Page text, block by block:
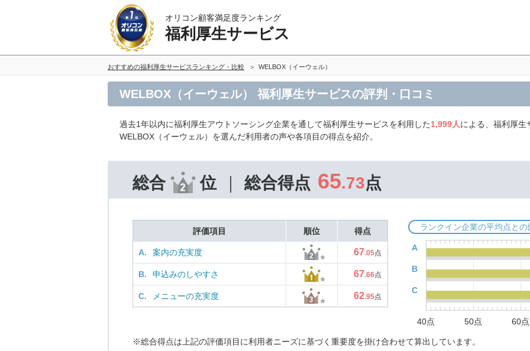
オリコン顧客満足度ランキング
福利厚生サービス
おすすめの福利厚生サービスランキング・比較 WELBOX（イーウェル）
WELBOX（イーウェル） 福利厚生サービスの評判・口コミ
過去1年以内に福利厚生アウトソーシング企業を通して福利厚生サービスを利用した1,999人による、福利厚生
WELBOX（イーウェル）を選んだ利用者の声や各項目の得点を紹介。
総合 位 総合得点 65.73点
評価項目 順位 得点
A. 案内の充実度 67.05点
B. 申込みのしやすさ 67.66点
C. メニューの充実度 62.95点
ランクイン企業の平均点との
A
B
C
40点 50点 60点
※総合得点は上記の評価項目に利用者ニーズに基づく重要度を掛け合わせて算出しています。